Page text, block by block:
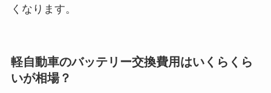
くなります。
軽自動車のバッテリー交換費用はいくらくら
いが相場？